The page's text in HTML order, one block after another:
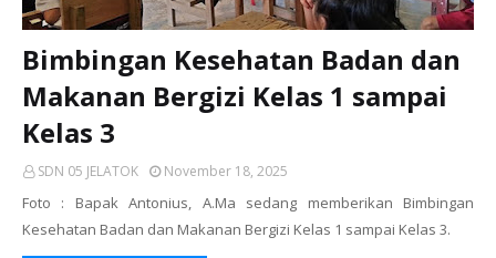
Bimbingan Kesehatan Badan dan
Makanan Bergizi Kelas 1 sampai
Kelas 3
SDN 05 JELATOK November 18, 2025
Foto : Bapak Antonius, A.Ma sedang memberikan Bimbingan
Kesehatan Badan dan Makanan Bergizi Kelas 1 sampai Kelas 3.